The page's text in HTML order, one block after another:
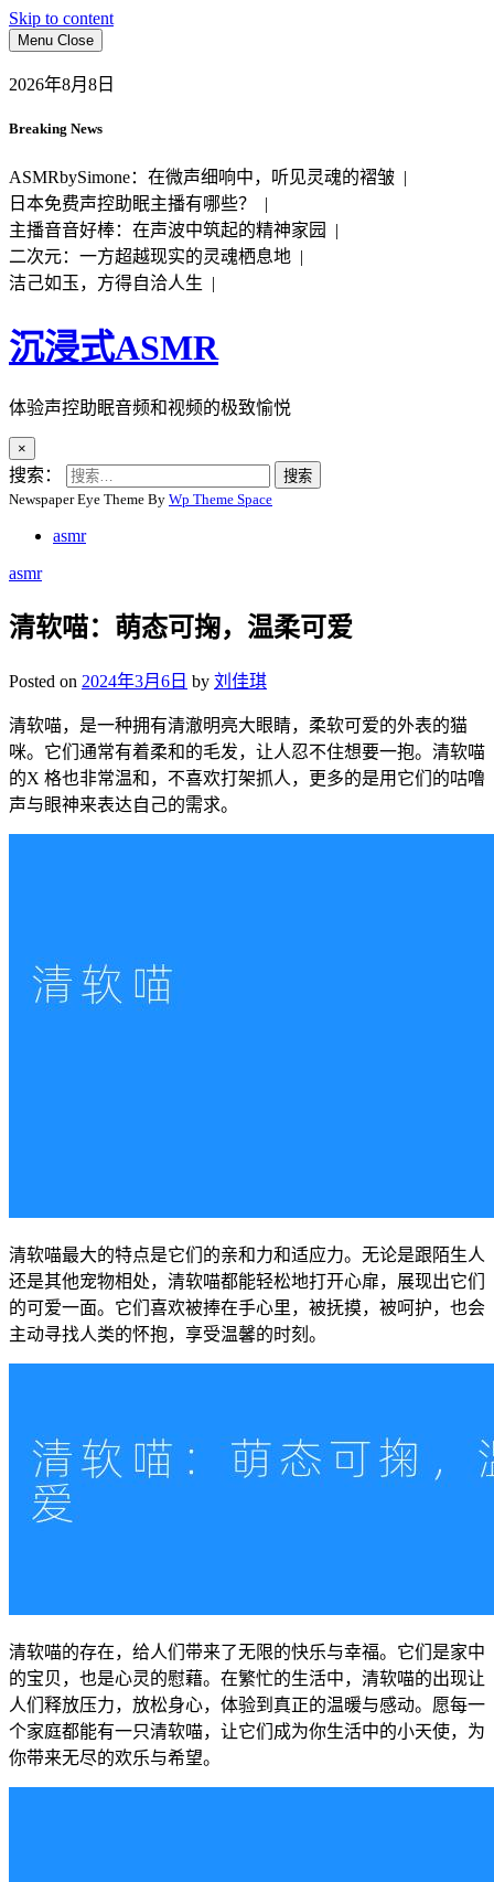
Skip to content
Menu Close
2026年8月8日
Breaking News
ASMRbySimone：在微声细响中，听见灵魂的褶皱 |
日本免费声控助眠主播有哪些？ |
主播音音好棒：在声波中筑起的精神家园 |
二次元：一方超越现实的灵魂栖息地 |
洁己如玉，方得自洽人生 |
沉浸式ASMR
体验声控助眠音频和视频的极致愉悦
×
搜索：
Newspaper Eye Theme By Wp Theme Space
asmr
asmr
清软喵：萌态可掬，温柔可爱
Posted on 2024年3月6日 by 刘佳琪
清软喵，是一种拥有清澈明亮大眼睛，柔软可爱的外表的猫
咪。它们通常有着柔和的毛发，让人忍不住想要一抱。清软喵
的X 格也非常温和，不喜欢打架抓人，更多的是用它们的咕噜
声与眼神来表达自己的需求。
清软喵最大的特点是它们的亲和力和适应力。无论是跟陌生人
还是其他宠物相处，清软喵都能轻松地打开心扉，展现出它们
的可爱一面。它们喜欢被捧在手心里，被抚摸，被呵护，也会
主动寻找人类的怀抱，享受温馨的时刻。
清软喵的存在，给人们带来了无限的快乐与幸福。它们是家中
的宝贝，也是心灵的慰藉。在繁忙的生活中，清软喵的出现让
人们释放压力，放松身心，体验到真正的温暖与感动。愿每一
个家庭都能有一只清软喵，让它们成为你生活中的小天使，为
你带来无尽的欢乐与希望。